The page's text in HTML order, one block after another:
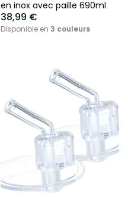
en inox avec paille 690ml
38,99 €
Disponible en 3 couleurs